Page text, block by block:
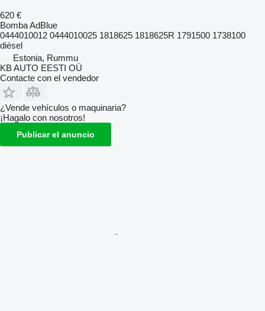
620 €
Bomba AdBlue
0444010012 0444010025 1818625 1818625R 1791500 1738100
diésel
Estonia, Rummu
KB AUTO EESTI OÜ
Contacte con el vendedor
¿Vende vehículos o maquinaria?
¡Hagalo con nosotros!
Publicar el anuncio